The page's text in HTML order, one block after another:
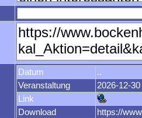
Datum
..
Veranstaltung
2026-12-30
Link
Download
https://